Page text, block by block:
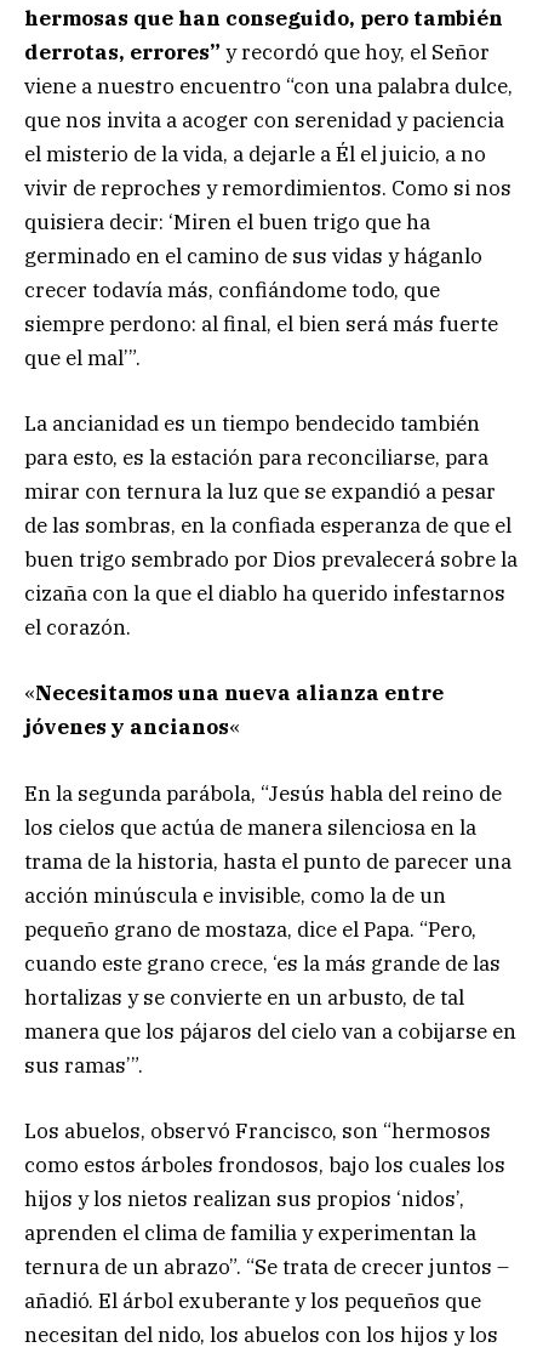
hermosas que han conseguido, pero también
derrotas, errores” y recordó que hoy, el Señor
viene a nuestro encuentro “con una palabra dulce,
que nos invita a acoger con serenidad y paciencia
el misterio de la vida, a dejarle a Él el juicio, a no
vivir de reproches y remordimientos. Como si nos
quisiera decir: ‘Miren el buen trigo que ha
germinado en el camino de sus vidas y háganlo
crecer todavía más, confiándome todo, que
siempre perdono: al final, el bien será más fuerte
que el mal’”.
La ancianidad es un tiempo bendecido también
para esto, es la estación para reconciliarse, para
mirar con ternura la luz que se expandió a pesar
de las sombras, en la confiada esperanza de que el
buen trigo sembrado por Dios prevalecerá sobre la
cizaña con la que el diablo ha querido infestarnos
el corazón.
«Necesitamos una nueva alianza entre
jóvenes y ancianos«
En la segunda parábola, “Jesús habla del reino de
los cielos que actúa de manera silenciosa en la
trama de la historia, hasta el punto de parecer una
acción minúscula e invisible, como la de un
pequeño grano de mostaza, dice el Papa. “Pero,
cuando este grano crece, ‘es la más grande de las
hortalizas y se convierte en un arbusto, de tal
manera que los pájaros del cielo van a cobijarse en
sus ramas’”.
Los abuelos, observó Francisco, son “hermosos
como estos árboles frondosos, bajo los cuales los
hijos y los nietos realizan sus propios ‘nidos’,
aprenden el clima de familia y experimentan la
ternura de un abrazo”. “Se trata de crecer juntos –
añadió. El árbol exuberante y los pequeños que
necesitan del nido, los abuelos con los hijos y los